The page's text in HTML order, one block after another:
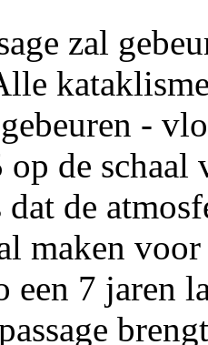
zal
gebeuren -
de
de
maken
een 7 jaren